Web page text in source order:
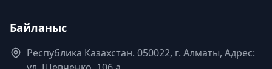
Байланыс
Республика Казахстан. 050022, г. Алматы, Адрес: